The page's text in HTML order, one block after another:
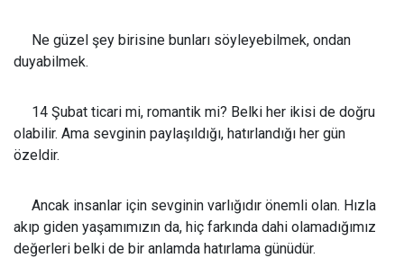
Ne güzel şey birisine bunları söyleyebilmek, ondan
duyabilmek.
14 Şubat ticari mi, romantik mi? Belki her ikisi de doğru
olabilir. Ama sevginin paylaşıldığı, hatırlandığı her gün
özeldir.
Ancak insanlar için sevginin varlığıdır önemli olan. Hızla
akıp giden yaşamımızın da, hiç farkında dahi olamadığımız
değerleri belki de bir anlamda hatırlama günüdür.